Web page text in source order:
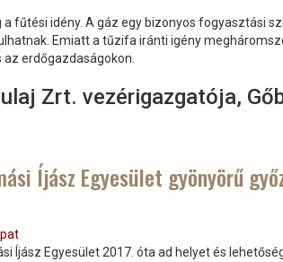
a fűtési idény. A gáz egy bizonyos fogyasztási
Emiatt a tűzifa iránti igény
az erdőgazdaságokon.
Zrt. vezérigazgatója,
kezdjük
a
Íjász Egyesület gyönyörű
Íjász Egyesület 2017. óta ad helyet és